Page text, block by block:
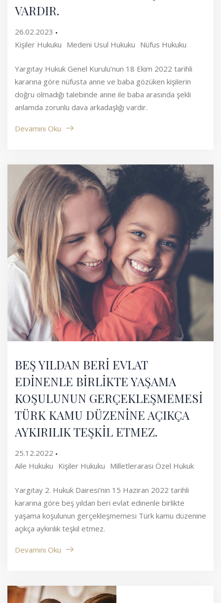
VARDIR.
26.02.2023
Kişiler Hukuku Medeni Usul Hukuku Nüfus Hukuku
Yargıtay Hukuk Genel Kurulu’nun 18 Ekim 2022 tarihli
kararına göre nüfusta anne ve baba gözüken kişilerin
doğru olmadığı talebinde anne ile baba arasında şekli
anlamda zorunlu dava arkadaşlığı vardır.
Devamını Oku
BEŞ YILDAN BERİ EVLAT
EDİNENLE BİRLİKTE YAŞAMA
KOŞULUNUN GERÇEKLEŞMEMESİ
TÜRK KAMU DÜZENİNE AÇIKÇA
AYKIRILIK TEŞKİL ETMEZ.
25.12.2022
Aile Hukuku Kişiler Hukuku Milletlerarası Özel Hukuk
Yargıtay 2. Hukuk Dairesi’nin 15 Haziran 2022 tarihli
kararına göre beş yıldan beri evlat edinenle birlikte
yaşama koşulunun gerçekleşmemesi Türk kamu düzenine
açıkça aykırılık teşkil etmez.
Devamını Oku